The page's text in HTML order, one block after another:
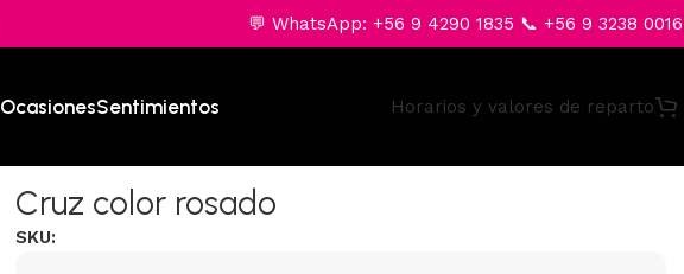
💬 WhatsApp: +56 9 4290 1835 📞 +56 9 3238 0016
OcasionesSentimientos Horarios y valores de reparto
Cruz color rosado
SKU: